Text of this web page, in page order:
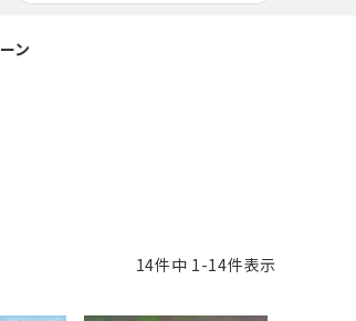
ン
14件中 1-14件表示